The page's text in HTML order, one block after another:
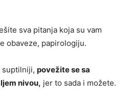
sva pitanja koja su vam
obaveze, papirologiju.
suptilniji, povežite se sa
nivou, jer to sada i možete.